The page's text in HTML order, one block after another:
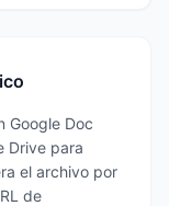
Google Doc
Drive para
el archivo por
de